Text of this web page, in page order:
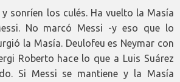
y sonríen los culés. Ha vuelto la Masía
No marcó Messi -y eso que lo
la Masía. Deulofeu es Neymar con
Roberto hace lo que a Luis Suárez
Si Messi se mantiene y la Masía